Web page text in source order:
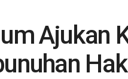
Ajukan